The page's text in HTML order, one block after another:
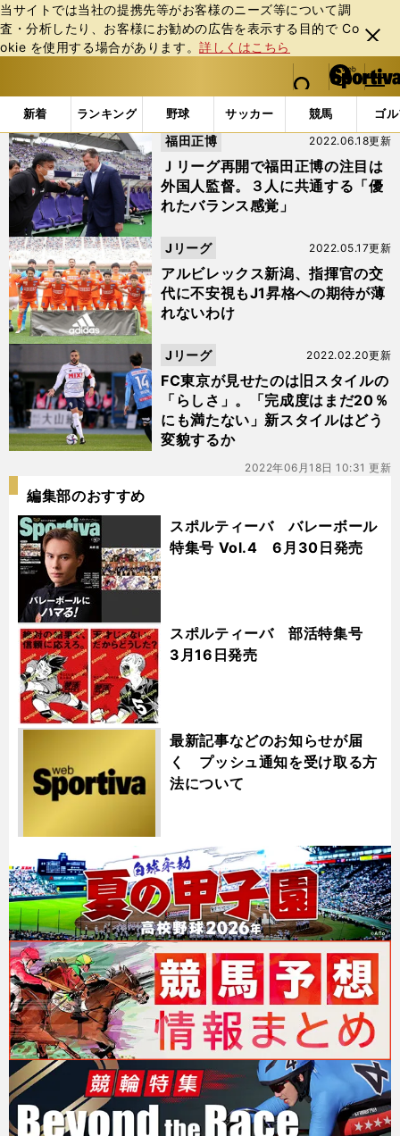
当サイトでは当社の提携先等がお客様のニーズ等について調
査・分析したり、お客様にお勧めの広告を表⽰する⽬的で Co
okie を使⽤する場合があります。詳しくはこちら
閉じ
る
web Sportiva (webスポルティーバ)
検索
マイペ
ー
ジ
メニュ
新着 ランキング 野球 サッカー 競馬 ゴ
b
ス
ポ
ル
テ
ィ
バ
「#アルベル・プッチ・オルトネダ」の最新ニュース・ 情
Ｊリーグ再開で福田正博の注目は
外国人監督。３人に共通する「優
れたバランス感覚」
2022.06.18更新
福田正博
アルビレックス新潟、指揮官の交
代に不安視もJ1昇格への期待が薄
れないわけ
2022.05.17更新
Jリーグ
FC東京が見せたのは旧スタイルの
「らしさ」。「完成度はまだ20％
にも満たない」新スタイルはどう
変貌するか
2022.02.20更新
Jリーグ
2022年06月18日 10:31 更新
編集部のおすすめ
スポルティーバ バレーボール
特集号 Vol.4 6月30日発売
スポルティーバ 部活特集号
3月16日発売
最新記事などのお知らせが届
く プッシュ通知を受け取る方
法について